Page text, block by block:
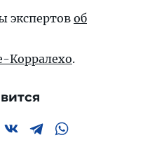
экспертов об
Корралехо.